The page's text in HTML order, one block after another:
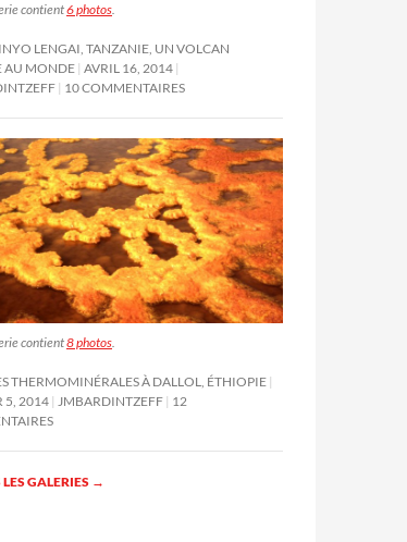
contient6 photos.
LENGAI, TANZANIE, UN VOLCAN
AU MONDE AVRIL 16, 2014
10 COMMENTAIRES
contient8 photos
THERMOMINÉRALES À DALLOL, ÉTHIOPIE
5, 2014
JMBARDINTZEFF 12
GALERIES →